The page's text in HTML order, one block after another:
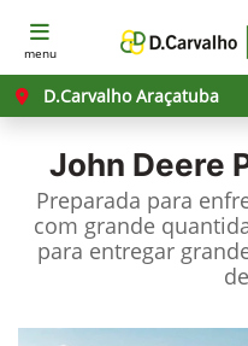
menu
D.Carvalho Araçatuba
John Deere
Preparada para
com grande
para entregar